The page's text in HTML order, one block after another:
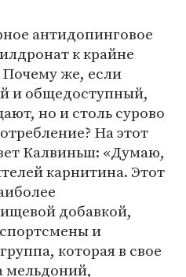
антидопинговое
к крайне
Почему же, если
и общедоступный,
но и столь сурово
На этот
Калвиньш: «Думаю,
карнитина. Этот
добавкой,
и
которая в свое
мельдоний,